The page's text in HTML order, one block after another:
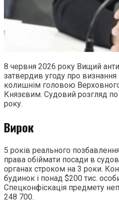
8 червня 2026 року Вищий
затвердив угоду про
колишнім головою
Князєвим. Судовий розгляд по
року.
Вирок
5 років реального
права обіймати посади в
органах строком на 3 роки.
будинок і понад $200 тис.
Спецконфіскація предмету
248 700.